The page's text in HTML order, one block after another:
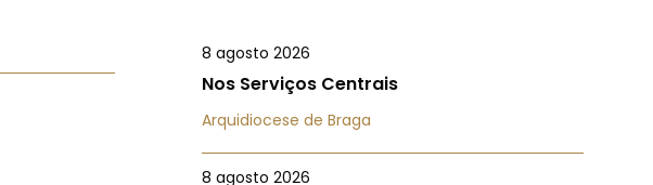
8 agosto 2026
Nos Serviços Centrais
Arquidiocese de Braga
8 agosto 2026